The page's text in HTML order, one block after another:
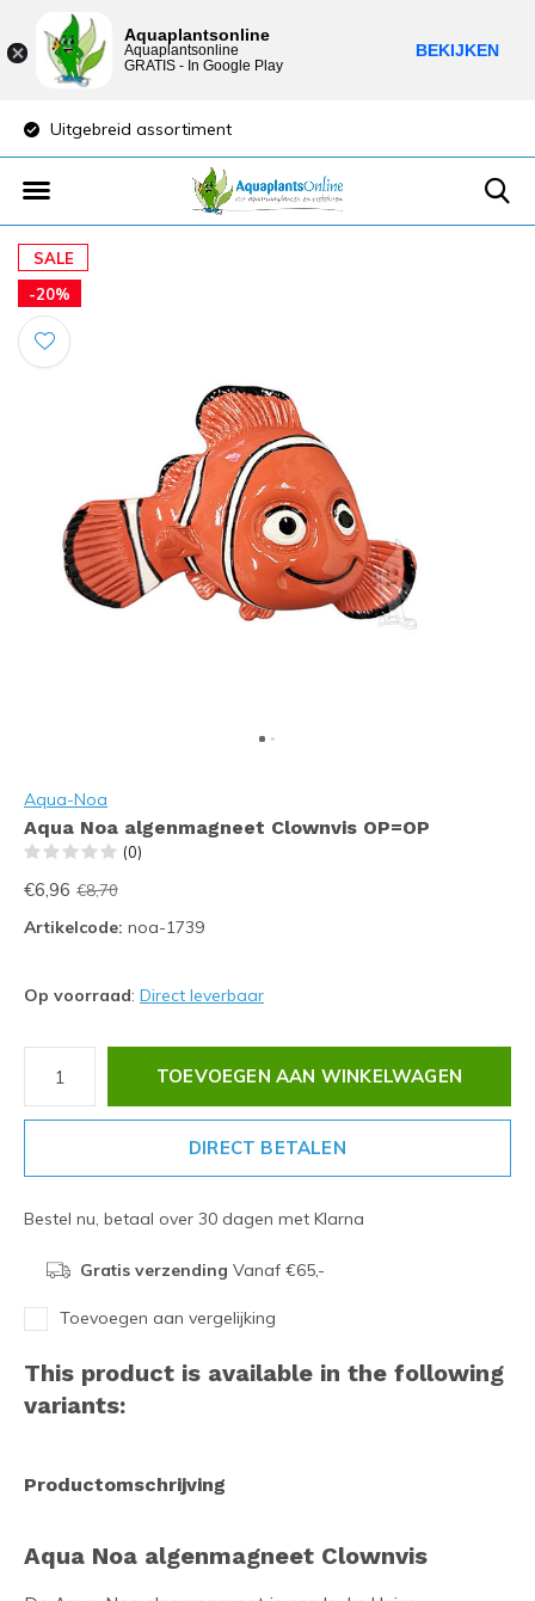
Uitgebreid assortiment
SALE
-20%
Aqua-Noa
Aqua Noa algenmagneet Clownvis OP=OP
(0)
€6,96 €8,70
Artikelcode: noa-1739
Op voorraad: Direct leverbaar
TOEVOEGEN AAN WINKELWAGEN
DIRECT BETALEN
Bestel nu, betaal over 30 dagen met Klarna
Gratis verzending Vanaf €65,-
Toevoegen aan vergelijking
This product is available in the following
variants:
Productomschrijving
Aqua Noa algenmagneet Clownvis
Aquaplantsonline
Aquaplantsonline
GRATIS - In Google Play
BEKIJKEN